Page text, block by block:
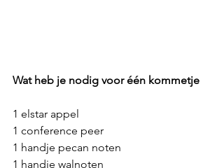
Wat heb je nodig voor één kommetje
1 elstar appel
1 conference peer
1 handje pecan noten
1 handje walnoten